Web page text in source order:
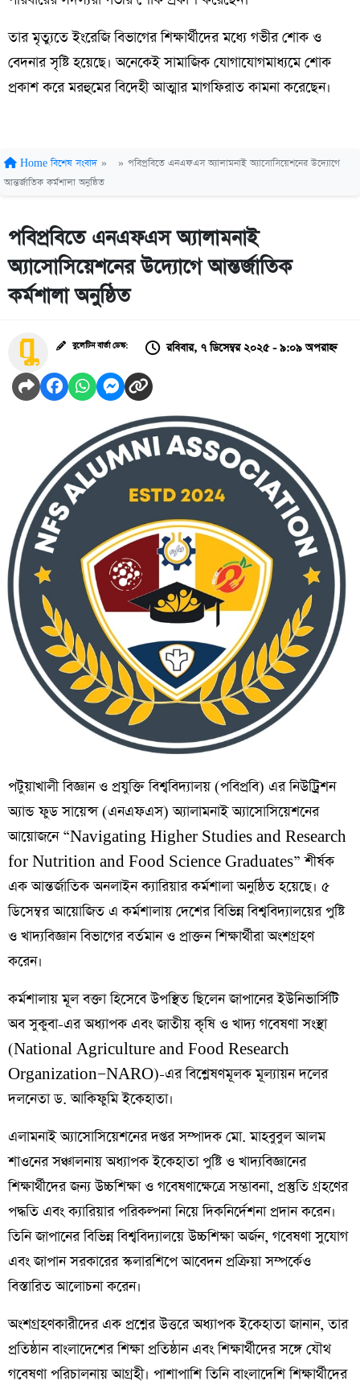
তার মৃত্যুতে ইংরেজি বিভাগের শিক্ষার্থীদের মধ্যে গভীর শোক ও
বেদনার সৃষ্টি হয়েছে। অনেকেই সামাজিক যোগাযোগমাধ্যমে শোক
প্রকাশ করে মরহুমের বিদেহী আত্মার মাগফিরাত কামনা করেছেন।
Home বিশেষ সংবাদ » » পবিপ্রবিতে এনএফএস অ্যালামনাই অ্যাসোসিয়েশনের উদ্যোগে
আন্তর্জাতিক কর্মশালা অনুষ্ঠিত
পবিপ্রবিতে এনএফএস অ্যালামনাই
অ্যাসোসিয়েশনের উদ্যোগে আন্তর্জাতিক
কর্মশালা অনুষ্ঠিত
বুলেটিন বার্তা ডেস্ক: রবিবার, ৭ ডিসেম্বর ২০২৫ - ৯:০৯ অপরাহ্ন
পটুয়াখালী বিজ্ঞান ও প্রযুক্তি বিশ্ববিদ্যালয় (পবিপ্রবি) এর নিউট্রিশন
অ্যান্ড ফুড সায়েন্স (এনএফএস) অ্যালামনাই অ্যাসোসিয়েশনের
আয়োজনে “Navigating Higher Studies and Research
for Nutrition and Food Science Graduates” শীর্ষক
এক আন্তর্জাতিক অনলাইন ক্যারিয়ার কর্মশালা অনুষ্ঠিত হয়েছে। ৫
ডিসেম্বর আয়োজিত এ কর্মশালায় দেশের বিভিন্ন বিশ্ববিদ্যালয়ের পুষ্টি
ও খাদ্যবিজ্ঞান বিভাগের বর্তমান ও প্রাক্তন শিক্ষার্থীরা অংশগ্রহণ
করেন।
কর্মশালায় মূল বক্তা হিসেবে উপস্থিত ছিলেন জাপানের ইউনিভার্সিটি
অব সুকুবা-এর অধ্যাপক এবং জাতীয় কৃষি ও খাদ্য গবেষণা সংস্থা
(National Agriculture and Food Research
Organization—NARO)-এর বিশ্লেষণমূলক মূল্যায়ন দলের
দলনেতা ড. আকিফুমি ইকেহাতা।
এলামনাই অ্যাসোসিয়েশনের দপ্তর সম্পাদক মো. মাহবুবুল আলম
শাওনের সঞ্চালনায় অধ্যাপক ইকেহাতা পুষ্টি ও খাদ্যবিজ্ঞানের
শিক্ষার্থীদের জন্য উচ্চশিক্ষা ও গবেষণাক্ষেত্রে সম্ভাবনা, প্রস্তুতি গ্রহণের
পদ্ধতি এবং ক্যারিয়ার পরিকল্পনা নিয়ে দিকনির্দেশনা প্রদান করেন।
তিনি জাপানের বিভিন্ন বিশ্ববিদ্যালয়ে উচ্চশিক্ষা অর্জন, গবেষণা সুযোগ
এবং জাপান সরকারের স্কলারশিপে আবেদন প্রক্রিয়া সম্পর্কেও
বিস্তারিত আলোচনা করেন।
অংশগ্রহণকারীদের এক প্রশ্নের উত্তরে অধ্যাপক ইকেহাতা জানান, তার
প্রতিষ্ঠান বাংলাদেশের শিক্ষা প্রতিষ্ঠান এবং শিক্ষার্থীদের সঙ্গে যৌথ
গবেষণা পরিচালনায় আগ্রহী। পাশাপাশি তিনি বাংলাদেশি শিক্ষার্থীদের